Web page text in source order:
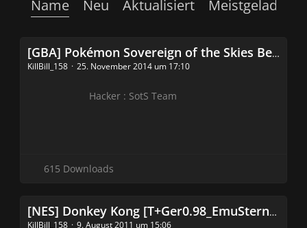
Neu Aktualisiert Meistgeladen
Name
[GBA] Pokémon Sovereign of the Skies Beta2 (Smaragd Hack)
KillBill_158 25. November 2014 um 17:10
Hacker : SotS Team
615 Downloads
[NES] Donkey Kong [T+Ger0.98_EmuSternKokaSetzuungen] (DK Hack)
KillBill_158 9. August 2011 um 15:06